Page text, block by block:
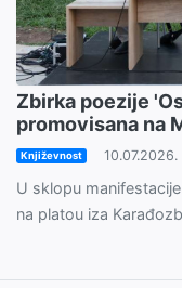
Zbirka poezije
promovisana na
Književnost
U sklopu
na platou iza